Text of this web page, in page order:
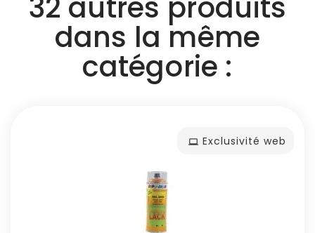
dans la même
catégorie :
Exclusivité web